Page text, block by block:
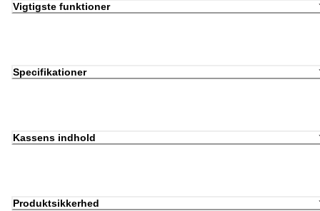
Vigtigste funktioner
Specifikationer
Kassens indhold
Produktsikkerhed